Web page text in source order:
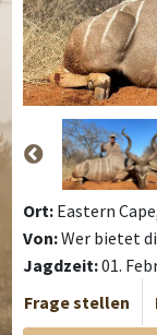
Ort: Eastern
Von:Wer bietet
Jagdzeit:01.
Frage stellen